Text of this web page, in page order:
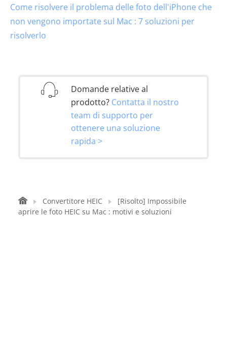
Come risolvere il problema delle foto dell'iPhone che
non vengono importate sul Mac : 7 soluzioni per
risolverlo
Domande relative al
prodotto? Contatta il nostro
team di supporto per
ottenere una soluzione
rapida >
Convertitore HEIC
[Risolto] Impossibile
aprire le foto HEIC su Mac : motivi e soluzioni